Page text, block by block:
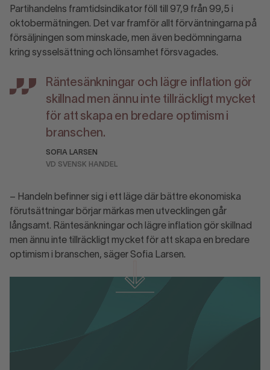
Partihandelns framtidsindikator föll till 97,9 från 99,5 i
oktobermätningen. Det var framför allt förväntningarna på
försäljningen som minskade, men även bedömningarna
kring sysselsättning och lönsamhet försvagades.
Räntesänkningar och lägre inflation gör
skillnad men ännu inte tillräckligt mycket
för att skapa en bredare optimism i
branschen.
SOFIA LARSEN
VD SVENSK HANDEL
– Handeln befinner sig i ett läge där bättre ekonomiska
förutsättningar börjar märkas men utvecklingen går
långsamt. Räntesänkningar och lägre inflation gör skillnad
men ännu inte tillräckligt mycket för att skapa en bredare
optimism i branschen, säger Sofia Larsen.